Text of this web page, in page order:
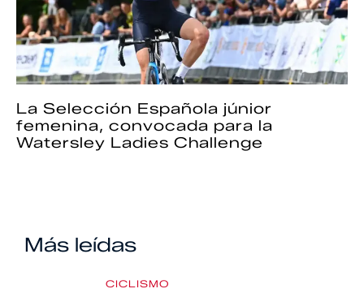
La Selección Española júnior
femenina, convocada para la
Watersley Ladies Challenge
Más leídas
CICLISMO